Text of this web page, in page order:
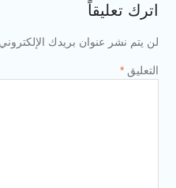
اترك تعليقاً
لن يتم نشر عنوان بريدك الإلكتروني.
التعليق *